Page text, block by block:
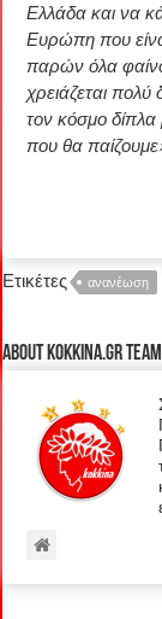
Ελλάδα και να
Ευρώπη που
παρών όλα
χρειάζεται
τον κόσμο δίπλα
που θα
Ετικέτες ανανέωση
About kokkina.gr TEAM